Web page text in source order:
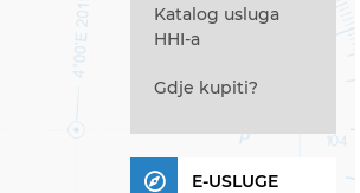
Katalog usluga
HHI-a
Gdje kupiti?
E-USLUGE